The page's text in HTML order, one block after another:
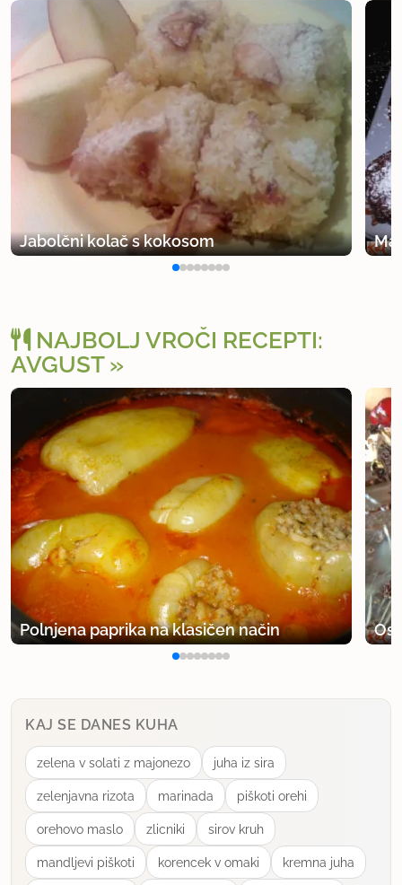
Jabolčni kolač s kokosom
NAJBOLJ VROČI RECEPTI:
AVGUST
Polnjena paprika na klasičen način
KAJ SE DANES KUHA
zelena v solati z majonezo juha iz sira
zelenjavna rizota marinada piškoti orehi
orehovo maslo zlicniki sirov kruh
mandljevi piškoti korencek v omaki kremna juha